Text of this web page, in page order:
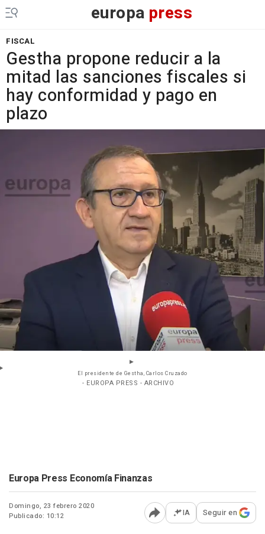
europa press
FISCAL
Gestha propone reducir a la
mitad las sanciones fiscales si
hay conformidad y pago en
plazo
El presidente de Gestha, Carlos Cruzado
- EUROPA PRESS - ARCHIVO
Europa Press Economía Finanzas
Domingo, 23 febrero 2020
Publicado: 10:12
Abrir opciones para
IA Seguir en